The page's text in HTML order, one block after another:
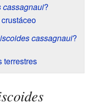
cassagnaui?
cassagnaui?
terrestres